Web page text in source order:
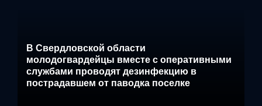
В Свердловской области
молодогвардейцы вместе с оперативными
службами проводят дезинфекцию в
пострадавшем от паводка поселке